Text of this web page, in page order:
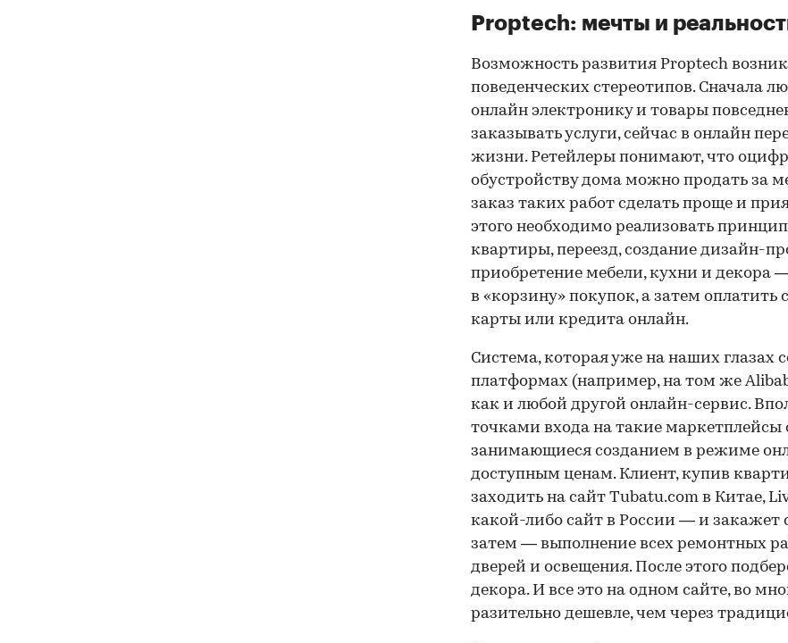
Proptech: мечты и
Возможность развития Proptech
поведенческих стереотипов. Сначала
онлайн электронику и товары
заказывать услуги, сейчас в онлайн
жизни. Ретейлеры понимают, что
обустройству дома можно продать за
заказ таких работ сделать проще и
этого необходимо реализовать
квартиры, переезд, создание дизайн-
приобретение мебели, кухни и декора
в «корзину» покупок, а затем
карты или кредита онлайн.
Система, которая уже на наших глазах
платформах (например, на том же
как и любой другой онлайн-сервис.
точками входа на такие маркетплейсы
занимающиеся созданием в режиме
доступным ценам. Клиент, купив
заходить на сайт Tubatu.com в Китае,
какой-либо сайт в России — и закажет
затем — выполнение всех ремонтных
дверей и освещения. После этого
декора. И все это на одном сайте, во
разительно дешевле, чем через